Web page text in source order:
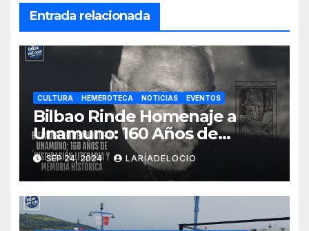
Entrada relacionada
CULTURA HEMEROTECA NOTICIAS EVENTOS
Bilbao Rinde Homenaje a
Unamuno: 160 Años de
Legado Literario y 150 Años
de Resiliencia
SEP 24, 2024 LARÍADELOCIO